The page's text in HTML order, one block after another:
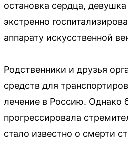
остановка сердца,
экстренно
аппарату искусственной
Родственники и друзья
средств для
лечение в Россию. Однако
прогрессировала
стало известно о смерти